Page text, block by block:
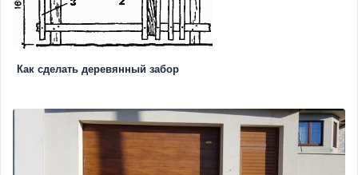
Как сделать деревянный забор